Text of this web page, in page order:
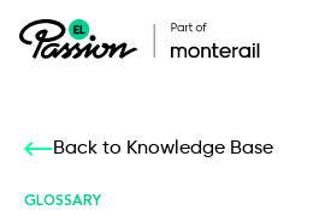
Back to Knowledge Base
GLOSSARY